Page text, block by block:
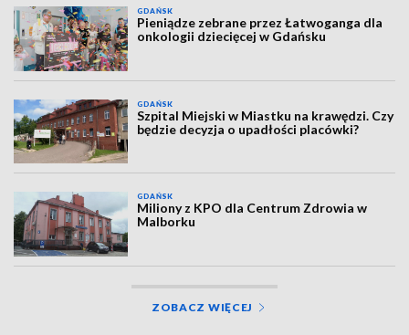
GDAŃSK
Pieniądze zebrane przez Łatwoganga dla
onkologii dziecięcej w Gdańsku
GDAŃSK
Szpital Miejski w Miastku na krawędzi. Czy
będzie decyzja o upadłości placówki?
GDAŃSK
Miliony z KPO dla Centrum Zdrowia w
Malborku
ZOBACZ WIĘCEJ